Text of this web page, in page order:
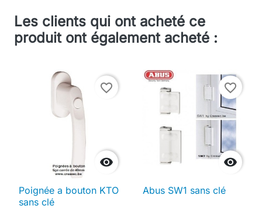
Les clients qui ont acheté ce
produit ont également acheté :

favorite_border
Poignée a bouton KTO
sans clé

favorite_border
Abus SW1 sans clé